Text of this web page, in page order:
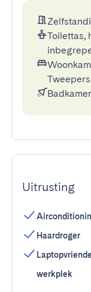
Toilettas,
Badkamer
Uitrusting
Haardroger
werkplek